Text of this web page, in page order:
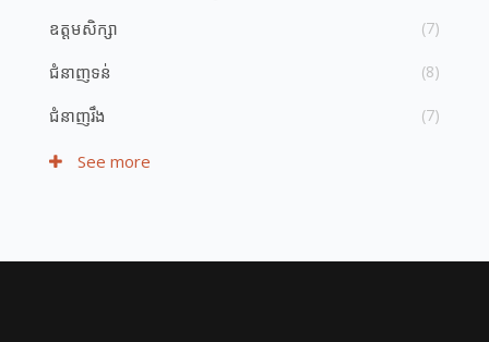
ឧត្តមសិក្សា (7)
ជំនាញ​ទន់ (8)
ជំនាញ​រឹង (7)
See more